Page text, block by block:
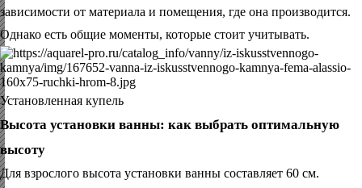
зависимости от материала и помещения, где она производится.
Однако есть общие моменты, которые стоит учитывать.
Установленная купель
Высота установки ванны: как выбрать оптимальную
высоту
Для взрослого высота установки ванны составляет 60 см.